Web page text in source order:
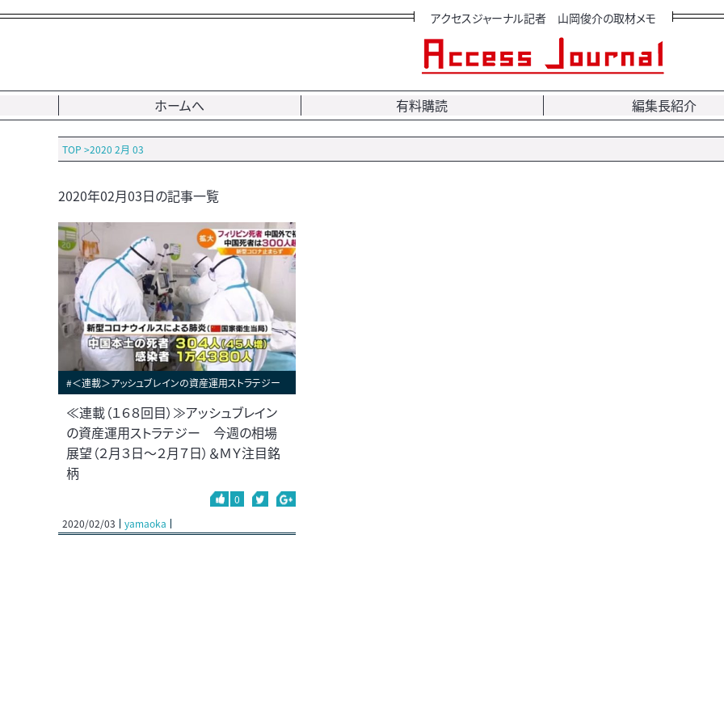
アクセスジャーナル記者 山岡俊介の取材メモ
ホームへ 有料購読 編集長紹介
TOP >2020 2月 03
2020年02月03日の記事一覧
#＜連載＞アッシュブレインの資産運用ストラテジー
≪連載（１６８回目）≫アッシュブレイン
の資産運用ストラテジー 今週の相場
展望（２月３日～２月７日）＆ＭＹ注目銘
柄
0
2020/02/03
yamaoka